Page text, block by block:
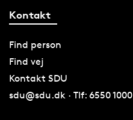
Kontakt
Find person
Find vej
Kontakt SDU
sdu@sdu.dk · Tlf: 6550 1000